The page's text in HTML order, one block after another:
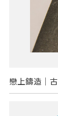
戀上鑄造｜